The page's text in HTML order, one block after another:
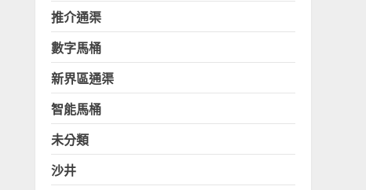
推介通渠
數字馬桶
新界區通渠
智能馬桶
未分類
沙井